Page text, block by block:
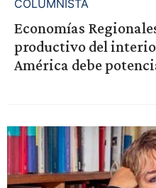
COLUMNISTA
Economías
productivo del
América debe